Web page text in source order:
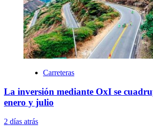
Carreteras
La inversión mediante OxI se
enero y julio
2 días atrás